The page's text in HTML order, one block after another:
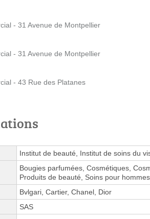
- 31 Avenue de Montpellier
- 31 Avenue de Montpellier
- 43 Rue des Platanes
Institut de beauté, Institut de soins du
Bougies parfumées, Cosmétiques,
Produits de beauté, Soins pour hommes
Bvlgari, Cartier, Chanel, Dior
SAS